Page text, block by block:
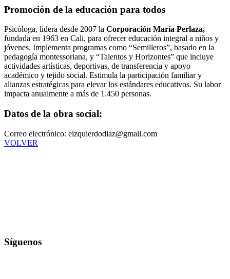
Promoción de la educación para todos
Psicóloga, lidera desde 2007 la Corporación María Perlaza,
fundada en 1963 en Cali, para ofrecer educación integral a niños y
jóvenes. Implementa programas como “Semilleros”, basado en la
pedagogía montessoriana, y “Talentos y Horizontes” que incluye
actividades artísticas, deportivas, de transferencia y apoyo
académico y tejido social. Estimula la participación familiar y
alianzas estratégicas para elevar los estándares educativos. Su labor
impacta anualmente a más de 1.450 personas.
Datos de la obra social:
Correo electrónico: eizquierdodiaz@gmail.com
VOLVER
Síguenos